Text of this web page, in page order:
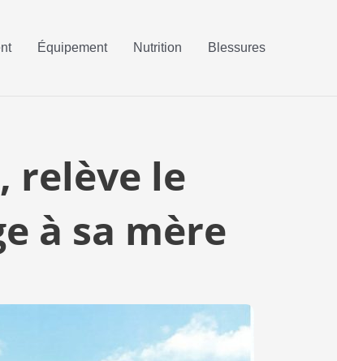
Équipement Nutrition Blessures
relève le
à sa mère